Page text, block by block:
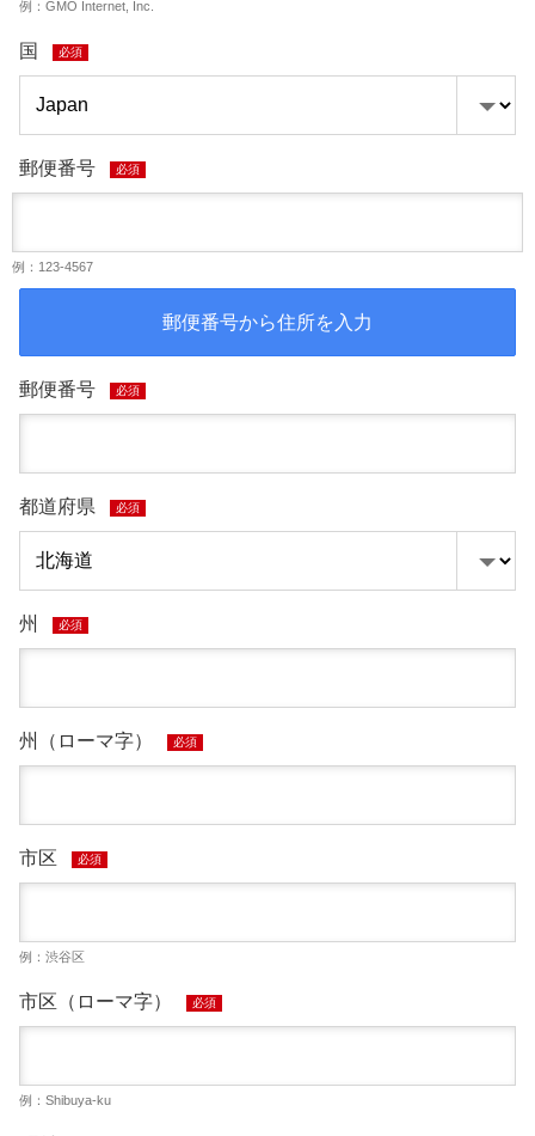
例：GMO Internet, Inc.
国 必須
郵便番号 必須
例：123-4567
郵便番号から住所を入力
郵便番号 必須
都道府県 必須
州 必須
州（ローマ字） 必須
市区 必須
例：渋谷区
市区（ローマ字） 必須
例：Shibuya-ku